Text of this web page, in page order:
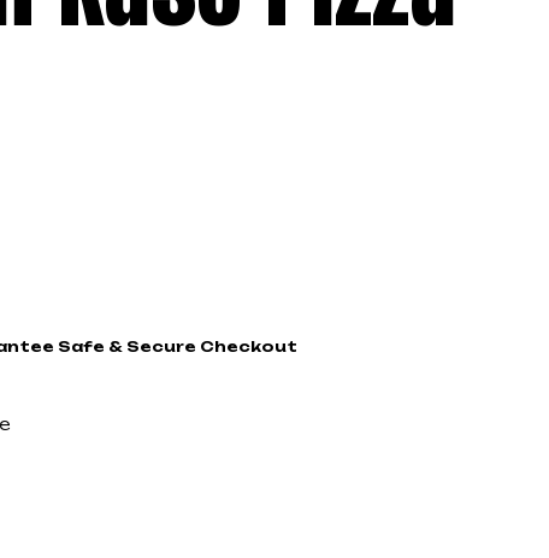
Safe & Secure Checkout